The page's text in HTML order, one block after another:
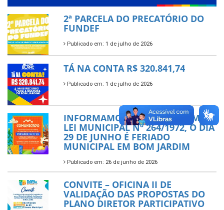
2ª PARCELA DO PRECATÓRIO DO
FUNDEF
Publicado em: 1 de julho de 2026
TÁ NA CONTA R$ 320.841,74
Publicado em: 1 de julho de 2026
INFORMAMOS QUE, CONFORME A
LEI MUNICIPAL Nº 264/1972, O DIA
29 DE JUNHO É FERIADO
MUNICIPAL EM BOM JARDIM
Publicado em: 26 de junho de 2026
CONVITE – OFICINA II DE
VALIDAÇÃO DAS PROPOSTAS DO
PLANO DIRETOR PARTICIPATIVO